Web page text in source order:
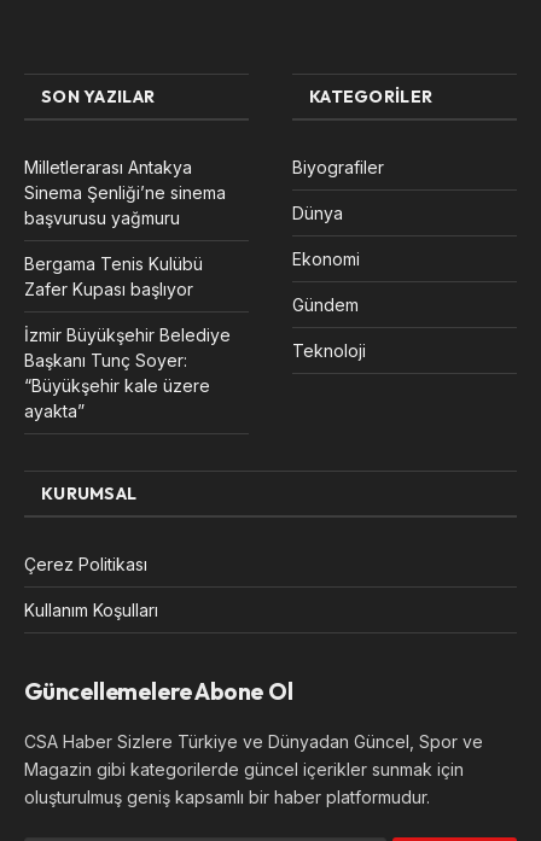
SON YAZILAR
Milletlerarası Antakya
Sinema Şenliği’ne sinema
başvurusu yağmuru
Bergama Tenis Kulübü
Zafer Kupası başlıyor
İzmir Büyükşehir Belediye
Başkanı Tunç Soyer:
“Büyükşehir kale üzere
ayakta”
KATEGORILER
Biyografiler
Dünya
Ekonomi
Gündem
Teknoloji
KURUMSAL
Çerez Politikası
Kullanım Koşulları
Güncellemelere Abone Ol
CSA Haber Sizlere Türkiye ve Dünyadan Güncel, Spor ve
Magazin gibi kategorilerde güncel içerikler sunmak için
oluşturulmuş geniş kapsamlı bir haber platformudur.